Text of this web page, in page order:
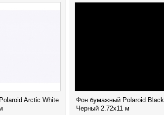
Arctic White
Фон бумажный Polaroid Black
Черный 2.72x11 м